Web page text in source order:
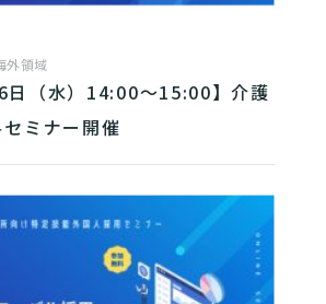
外領域
日（水）14:00～15:00】介護
ミナー開催